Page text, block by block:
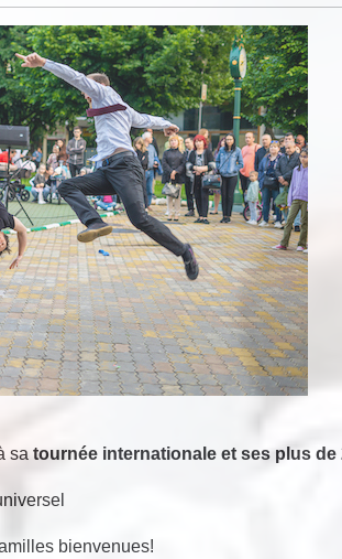
sa tournée internationale et ses plus
bienvenues!